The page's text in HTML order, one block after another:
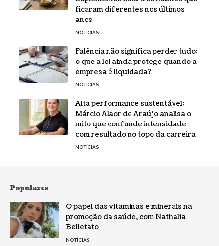
ficaram diferentes nos últimos
anos
NOTÍCIAS
Falência não significa perder tudo:
o que a lei ainda protege quando a
empresa é liquidada?
NOTÍCIAS
Alta performance sustentável:
Márcio Alaor de Araújo analisa o
mito que confunde intensidade
com resultado no topo da carreira
NOTÍCIAS
Populares
O papel das vitaminas e minerais na
promoção da saúde, com Nathalia
Belletato
NOTÍCIAS